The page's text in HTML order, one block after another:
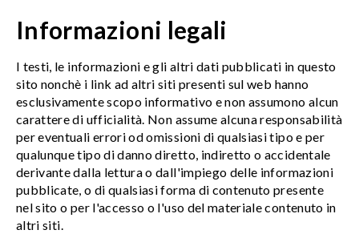
Informazioni legali
I testi, le informazioni e gli altri dati pubblicati in questo
sito nonchè i link ad altri siti presenti sul web hanno
esclusivamente scopo informativo e non assumono alcun
carattere di ufficialità. Non assume alcuna responsabilità
per eventuali errori od omissioni di qualsiasi tipo e per
qualunque tipo di danno diretto, indiretto o accidentale
derivante dalla lettura o dall'impiego delle informazioni
pubblicate, o di qualsiasi forma di contenuto presente
nel sito o per l'accesso o l'uso del materiale contenuto in
altri siti.